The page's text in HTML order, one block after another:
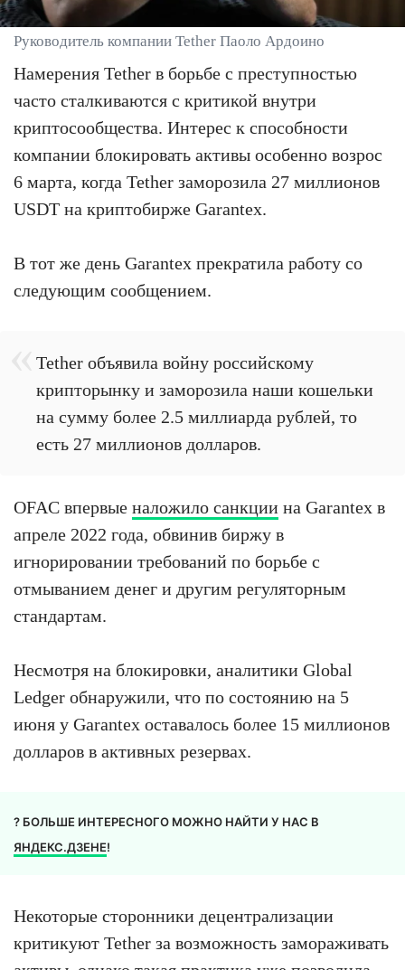
Руководитель компании Tether Паоло Ардоино
Намерения Tether в борьбе с преступностью
часто сталкиваются с критикой внутри
криптосообщества. Интерес к способности
компании блокировать активы особенно возрос
6 марта, когда Tether заморозила 27 миллионов
USDT на криптобирже Garantex.
В тот же день Garantex прекратила работу со
следующим сообщением.
Tether объявила войну российскому
крипторынку и заморозила наши кошельки
на сумму более 2.5 миллиарда рублей, то
есть 27 миллионов долларов.
OFAC впервые наложило санкции на Garantex в
апреле 2022 года, обвинив биржу в
игнорировании требований по борьбе с
отмыванием денег и другим регуляторным
стандартам.
Несмотря на блокировки, аналитики Global
Ledger обнаружили, что по состоянию на 5
июня у Garantex оставалось более 15 миллионов
долларов в активных резервах.
? БОЛЬШЕ ИНТЕРЕСНОГО МОЖНО НАЙТИ У НАС В
ЯНДЕКС.ДЗЕНЕ!
Некоторые сторонники децентрализации
критикуют Tether за возможность замораживать